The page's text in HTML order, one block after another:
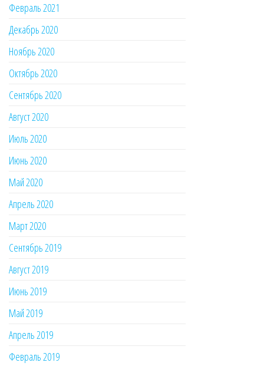
Февраль 2021
Декабрь 2020
Ноябрь 2020
Октябрь 2020
Сентябрь 2020
Август 2020
Июль 2020
Июнь 2020
Май 2020
Апрель 2020
Март 2020
Сентябрь 2019
Август 2019
Июнь 2019
Май 2019
Апрель 2019
Февраль 2019